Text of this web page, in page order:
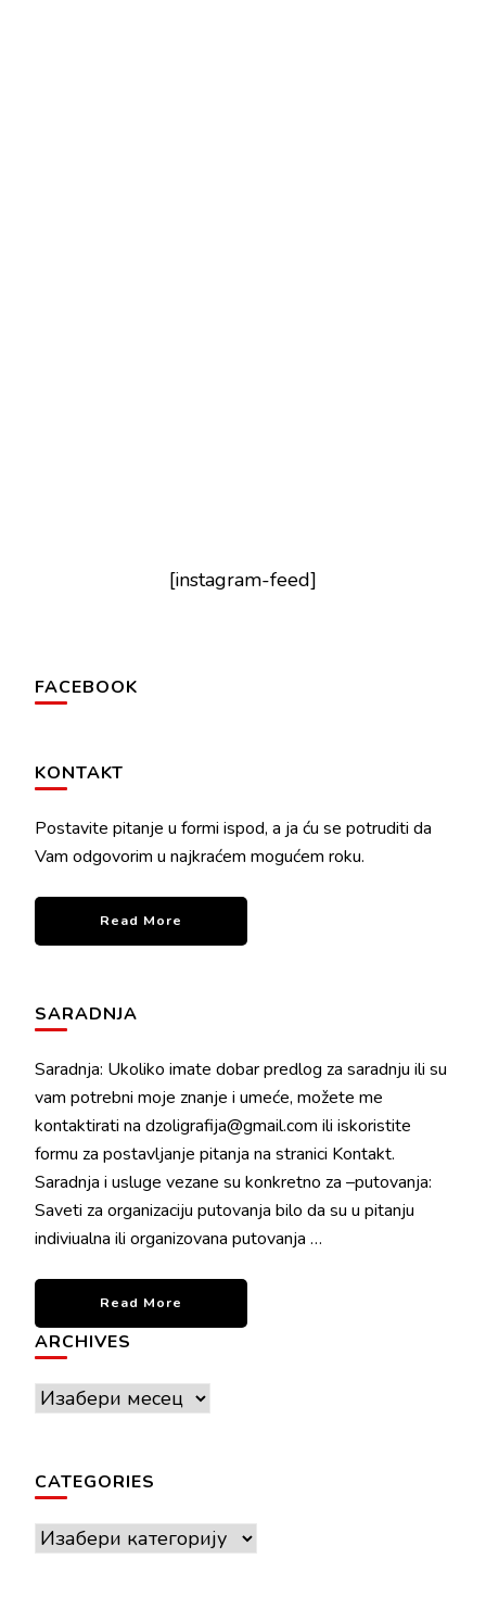
[instagram-feed]
FACEBOOK
KONTAKT
Postavite pitanje u formi ispod, a ja ću se potruditi da
Vam odgovorim u najkraćem mogućem roku.
Read More
SARADNJA
Saradnja: Ukoliko imate dobar predlog za saradnju ili su
vam potrebni moje znanje i umeće, možete me
kontaktirati na dzoligrafija@gmail.com ili iskoristite
formu za postavljanje pitanja na stranici Kontakt.
Saradnja i usluge vezane su konkretno za –putovanja:
Saveti za organizaciju putovanja bilo da su u pitanju
indiviualna ili organizovana putovanja …
Read More
ARCHIVES
Archives
CATEGORIES
Categories